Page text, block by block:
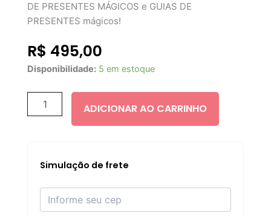
DE PRESENTES MÁGICOS e GUIAS DE
PRESENTES mágicos!
R$ 495,00
Disponibilidade: 5 em estoque
CHARLOTTE
REVITALISING
MAGIC
MINI
quantidade
ADICIONAR AO CARRINHO
Simulação de frete